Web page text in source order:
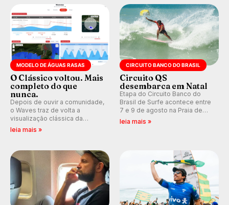
Kelly Slater convidado.
MODELO DE ÁGUAS RASAS
O Clássico voltou. Mais
completo do que
nunca.
Depois de ouvir a comunidade,
o Waves traz de volta a
visualização clássica da
previsão de águas rasas,
ondas para até 16 dias.
leia mais »
CIRCUITO BANCO DO BRASIL
Circuito QS
desembarca em Natal
Etapa do Circuito Banco do
Brasil de Surfe acontece entre
7 e 9 de agosto na Praia de
Miami (RN), em disputas
leia mais »